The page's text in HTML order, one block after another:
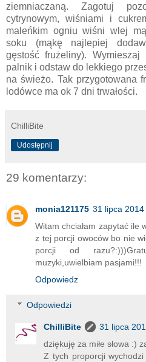
ziemniaczaną. Zagotuj
cytrynowym, wiśniami i
maleńkim ogniu wiśni wlej
soku (mąkę najlepiej
gęstość frużeliny).
palnik i odstaw do lekkiego
na świeżo. Tak przygotowana
lodówce ma ok 7 dni trwałości.
ChilliBite
Udostępnij
29 komentarzy:
monia121175 31 lipca
Witam chciałam zapytać ile
z tej porcji owoców bo nie
porcji od
muzyki,uwielbiam pasjami!!!
Odpowiedz
Odpowiedzi
ChilliBite
31 lipca
dziękuję za miłe słowa :)
Z tych proporcji